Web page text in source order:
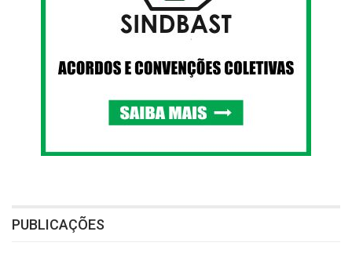
PUBLICAÇÕES